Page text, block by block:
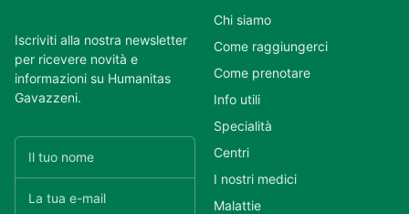
Iscriviti alla nostra newsletter
per ricevere novità e
informazioni su Humanitas
Gavazzeni.
Chi siamo
Come raggiungerci
Come prenotare
Info utili
Specialità
Centri
I nostri medici
Malattie